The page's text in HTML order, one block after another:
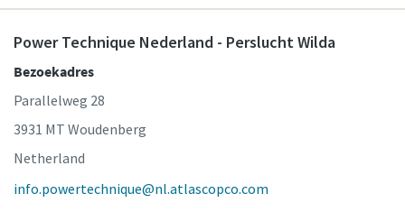
Geniet van extra kracht
Koop een mobiele compressor en ontvang één of twee
gratis tools
Ontdek meer
Power Technique Nederland - Perslucht Wilda
Bezoekadres
Parallelweg 28
3931 MT Woudenberg
Netherland
info.powertechnique@nl.atlascopco.com